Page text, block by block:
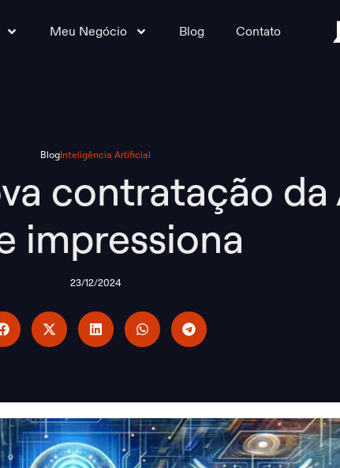
Meu Negócio Blog Contato
BlogInteligência Artificial
contratação
impressiona
23/12/2024